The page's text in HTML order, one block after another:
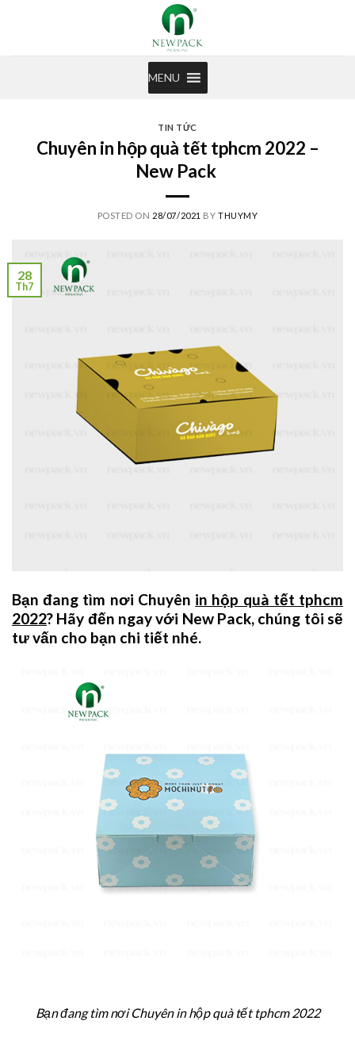
MENU
TIN TỨC
Chuyên in hộp quà tết tphcm 2022 –
New Pack
POSTED ON 28/07/2021 BYTHUYMY
28
Th7
Bạn đang tìm nơi Chuyên in hộp quà tết tphcm
2022? Hãy đến ngay với New Pack, chúng tôi sẽ
tư vấn cho bạn chi tiết nhé.
Bạn đang tìm nơi Chuyên in hộp quà tết tphcm 2022